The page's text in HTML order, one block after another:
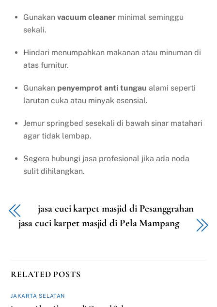
Gunakan vacuum cleaner minimal seminggu
sekali.
Hindari menumpahkan makanan atau minuman di
atas furnitur.
Gunakan penyemprot anti tungau alami seperti
larutan cuka atau minyak esensial.
Jemur springbed sesekali di bawah sinar matahari
agar tidak lembap.
Segera hubungi jasa profesional jika ada noda
sulit dihilangkan.
jasa cuci karpet masjid di Pesanggrahan
jasa cuci karpet masjid di Pela Mampang
RELATED POSTS
JAKARTA SELATAN